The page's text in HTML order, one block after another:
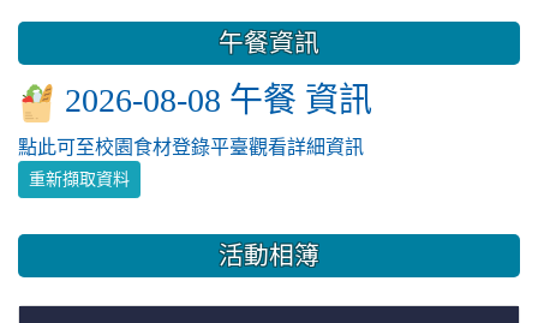
午餐資訊
2026-08-08 午餐 資訊
點此可至校園食材登錄平臺觀看詳細資訊
重新擷取資料
活動相簿